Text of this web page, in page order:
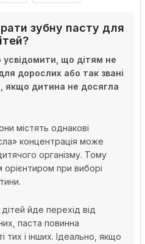
зубну пасту для
що дітям не
дорослих або так звані
якщо дитина не досягла
містять однакові
концентрація може
організму. Тому
при виборі
йде перехід від
паста повинна
тих і інших. Ідеально, якщо